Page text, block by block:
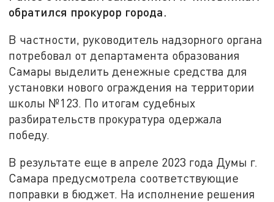
обратился прокурор города.
В частности, руководитель надзорного органа
потребовал от департамента образования
Самары выделить денежные средства для
установки нового ограждения на территории
школы №123. По итогам судебных
разбирательств прокуратура одержала
победу.
В результате еще в апреле 2023 года Думы г.
Самара предусмотрела соответствующие
поправки в бюджет. На исполнение решения